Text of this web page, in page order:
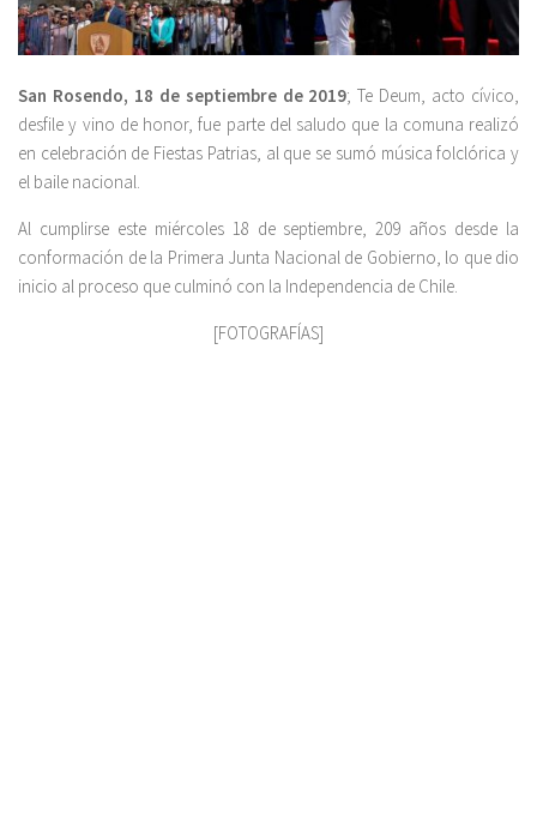
San Rosendo, 18 de septiembre de 2019; Te Deum, acto cívico,
desfile y vino de honor, fue parte del saludo que la comuna realizó
en celebración de Fiestas Patrias, al que se sumó música folclórica y
el baile nacional.
Al cumplirse este miércoles 18 de septiembre, 209 años desde la
conformación de la Primera Junta Nacional de Gobierno, lo que dio
inicio al proceso que culminó con la Independencia de Chile.
[FOTOGRAFÍAS]